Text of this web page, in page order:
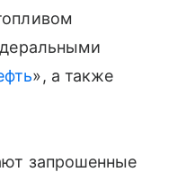
», а также
запрошенные